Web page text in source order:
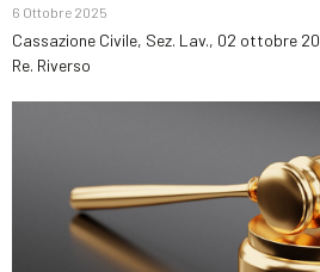
6 Ottobre 2025
Cassazione Civile, Sez. Lav., 02 ottobre
Re. Riverso